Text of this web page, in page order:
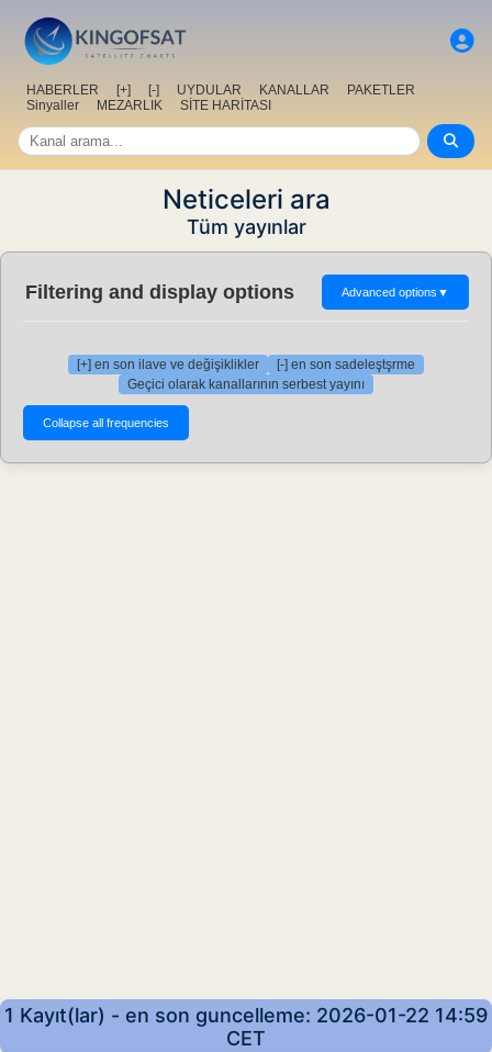
HABERLER [+] [-] UYDULAR KANALLAR
PAKETLER
Sinyaller
MEZARLIK SİTE HARİTASI
Neticeleri ara
Tüm yayınlar
Filtering and display options Advanced options ▼
[+] en son ilave ve değişiklikler
[-] en son sadeleştşrme
Geçici olarak kanallarının serbest yayını
1 Kayıt(lar) - en son guncelleme: 2026-01-22 14:59
CET